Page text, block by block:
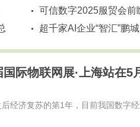
可信数字2025服贸会
融可信数字身份应用
超千家AI企业“智汇”鹏
际物联网展·上海站在5
经济复苏的第1年，目前我国数字